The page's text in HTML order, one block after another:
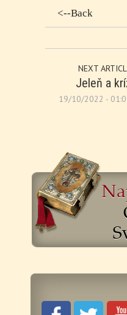
<--Back
NEXT
Jeleň a
19/10/2022 -